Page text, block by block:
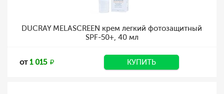
DUCRAY MELASCREEN крем легкий фотозащитный
SPF-50+, 40 мл
от1 015 КУПИТЬ